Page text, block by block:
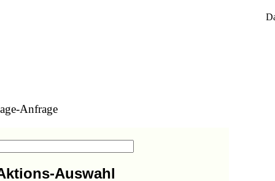
Anfrage
Auswahl